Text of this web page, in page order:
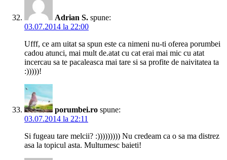
Adrian S. spune:
03.07.2014 la 22:00
Ufff, ce am uitat sa spun este ca nimeni nu-ti oferea porumbei
cadou atunci, mai mult de.atat cu cat erai mai mic cu atat
incercau sa te pacaleasca mai tare si sa profite de naivitatea ta
:)))))!
porumbei.ro spune:
03.07.2014 la 22:11
Si fugeau tare melcii? :))))))))) Nu credeam ca o sa ma distrez
asa la topicul asta. Multumesc baieti!